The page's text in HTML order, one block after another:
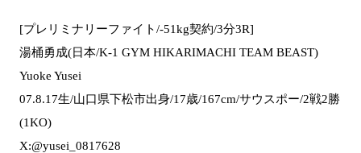
[プレリミナリーファイト/-51kg契約/3分3R]
湯桶勇成(日本/K-1 GYM HIKARIMACHI TEAM BEAST)
Yuoke Yusei
07.8.17生/山口県下松市出身/17歳/167cm/サウスポー/2戦2勝
(1KO)
X:@yusei_0817628